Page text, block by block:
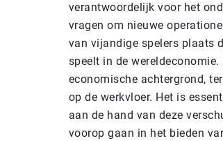
verantwoordelijk voor het
vragen om nieuwe
van vijandige spelers plaats
speelt in de
economische achtergrond,
op de werkvloer. Het is
aan de hand van deze
voorop gaan in het bieden